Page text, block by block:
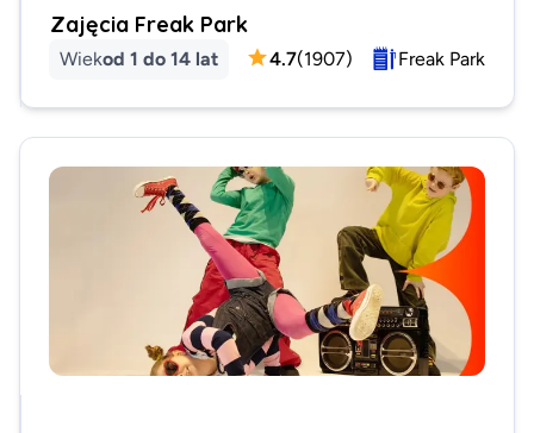
Zajęcia Freak Park
Wiekod 1 do 14 lat 4.7(1907) Freak Park